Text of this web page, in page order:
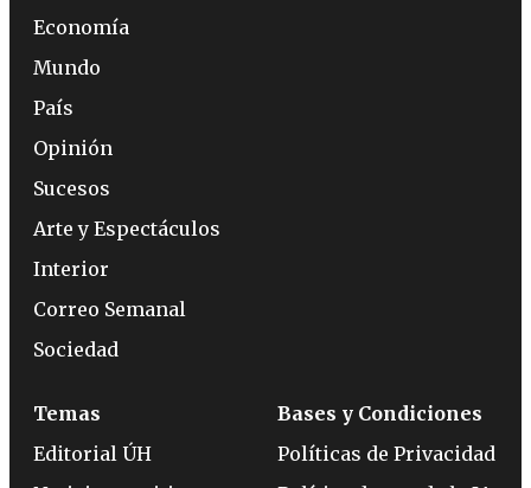
Economía
Mundo
País
Opinión
Sucesos
Arte y Espectáculos
Interior
Correo Semanal
Sociedad
Temas
Editorial ÚH
Bases y Condiciones
Políticas de Privacidad